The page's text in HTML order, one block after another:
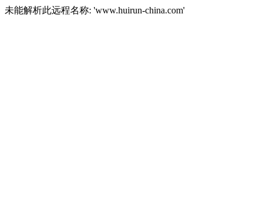
未能解析此远程名称: 'www.huirun-china.com'